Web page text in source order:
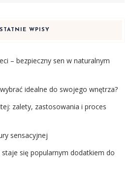
WPISY
– bezpieczny sen w naturalnym
idealne do swojego wnętrza?
zalety, zastosowania i proces
sensacyjnej
się popularnym dodatkiem do